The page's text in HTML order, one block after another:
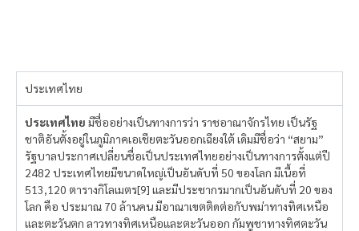
ประเทศไทย
ประเทศไทย มีชื่ออย่างเป็นทางการว่า ราชอาณาจักรไทย เป็นรัฐ
ชาติอันตั้งอยู่ในภูมิภาคเอเชียตะวันออกเฉียงใต้ เดิมมีชื่อว่า “สยาม”
รัฐบาลประกาศเปลี่ยนชื่อเป็นประเทศไทยอย่างเป็นทางการตั้งแต่ปี
2482 ประเทศไทยมีขนาดใหญ่เป็นอันดับที่ 50 ของโลก มีเนื้อที่
513,120 ตารางกิโลเมตร[9] และมีประชากรมากเป็นอันดับที่ 20 ของ
โลก คือ ประมาณ 70 ล้านคน มีอาณาเขตติดต่อกับพม่าทางทิศเหนือ
และตะวันตก ลาวทางทิศเหนือและตะวันออก กัมพูชาทางทิศตะวัน